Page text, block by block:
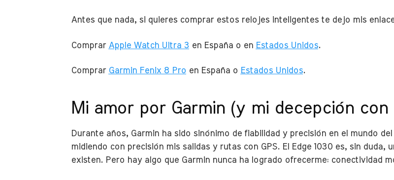
Antes que nada, si quieres comprar estos relojes inteligentes te dejo mis
Comprar Apple Watch Ultra 3 en España o en Estados Unidos.
Comprar Garmin Fenix 8 Pro en España o Estados Unidos.
Mi amor por Garmin (y mi decepción con
Durante años, Garmin ha sido sinónimo de fiabilidad y precisión en el mundo
midiendo con precisión mis salidas y rutas con GPS. El Edge 1030 es, sin
existen. Pero hay algo que Garmin nunca ha logrado ofrecerme: conectividad